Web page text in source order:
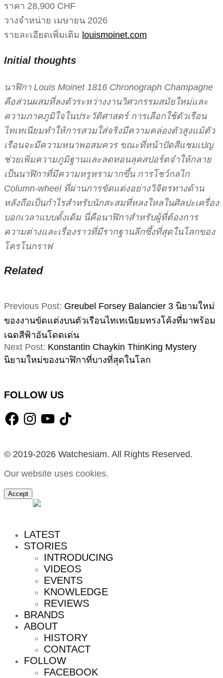
ราคา 28,900 CHF
วางจำหน่าย เมษายน 2026
รายละเอียดเพิ่มเติม louismoinet.com
Initial thoughts
นาฬิกา Louis Moinet 1816 Chronograph Champagne
คือส่วนผสมที่ลงตัวระหว่างงานวิศวกรรมสมัยใหม่และ
ความภาคภูมิใจในประวัติศาสตร์ การเลือกใช้ตัวเรือน
ไทเทเนียมทำให้การสวมใส่จริงมีความคล่องตัวสูงแม้ตัว
เรือนจะมีความหนาพอสมควร ขณะที่หน้าปัดสีแชมเปญ
ช่วยเพิ่มความภูมิฐานและลดทอนลุคสปอร์ตจ๋าให้กลาย
เป็นนาฬิกาที่มีความหรูหรามากขึ้น การโชว์กลไก
Column-wheel ที่ผ่านการขัดแต่งอย่างวิจิตรทางด้าน
หลังถือเป็นกำไรสำหรับนักสะสมที่หลงใหลในศิลปะเครื่อง
บอกเวลาแบบดั้งเดิม นี่คือนาฬิกาสำหรับผู้ที่ต้องการ
ความต่างและเรื่องราวที่มีรากฐานลึกซึ้งที่สุดในโลกของ
โครโนกราฟ
Related
2026-
04
Previous Post: Greubel Forsey Balancier 3 นิยามใหม่
ของงานขัดแต่งบนตัวเรือนไทเทเนียมทรงโค้งที่มาพร้อม
เฉดสีฟ้าอันโดดเด่น
Next Post: Konstantin Chaykin ThinKing Mystery
นิยามใหม่ของนาฬิกาที่บางที่สุดในโลก
FOLLOW US
FacebookInstagramYouTube
TikTok
© 2019-2026 Watchesiam. All Rights Reserved.
Our website uses cookies.
Accept
LATEST
STORIES
INTRODUCING
VIDEOS
EVENTS
KNOWLEDGE
REVIEWS
BRANDS
ABOUT
HISTORY
CONTACT
FOLLOW
FACEBOOK